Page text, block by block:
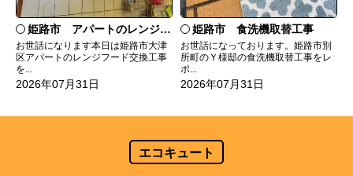
姫路市 アパートのレンジフード交換
お世話になります本日は姫路市大津
区アパートのレンジフード交換工事
を...
2026年07月31日
姫路市 食洗機取替工事
お世話になっております。姫路市別
所町のＹ様邸の食洗機取替工事をレ
ポ...
2026年07月31日
エコキュート